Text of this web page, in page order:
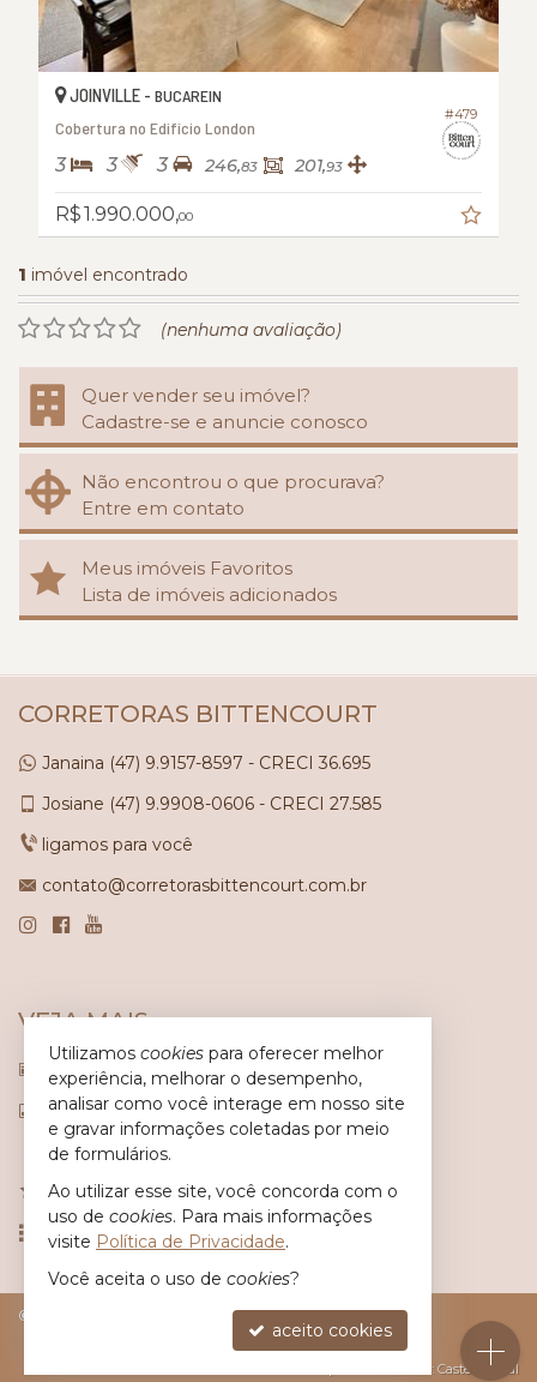
#479
JOINVILLE - BUCAREIN
Cobertura no Edifício London
3 3 3 246,83 201,93
R$ 1.990.000,00
1 imóvel encontrado
(nenhuma avaliação)
Quer vender seu imóvel?
Cadastre-se e anuncie conosco
Não encontrou o que procurava?
Entre em contato
Meus imóveis Favoritos
Lista de imóveis adicionados
CORRETORAS BITTENCOURT
Janaina (47) 9.9157-8597 - CRECI 36.695
Josiane (47) 9.9908-0606 - CRECI 27.585
ligamos para você
contato@corretorasbittencourt.com.br
VEJA MAIS
receba nosso newsletter
indicadores financeiros
cadastre seu imóvel
imóveis favoritos
mapa de imóveis
© Política de Privacidade
: Castel Digital
Utilizamos cookies para oferecer melhor
experiência, melhorar o desempenho,
analisar como você interage em nosso site
e gravar informações coletadas por meio
de formulários.
Ao utilizar esse site, você concorda com o
uso de cookies. Para mais informações
visite Política de Privacidade.
Você aceita o uso de cookies?
aceito cookies